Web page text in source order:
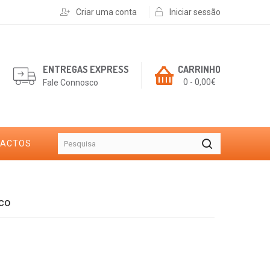
Criar uma conta Iniciar sessão
CARRINHO
0 - 0,00€
ENTREGAS EXPRESS
Fale Connosco